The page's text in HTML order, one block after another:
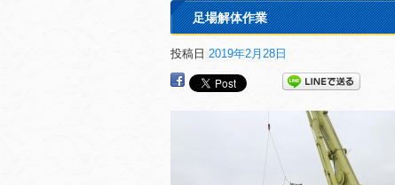
足場解体作業
投稿日 2019年2月28日